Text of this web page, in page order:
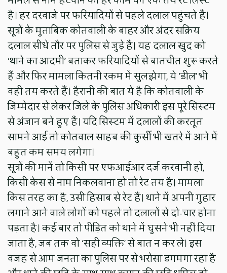
है। हर दरवाजे पर फरियादियों से पहले दलाल पहुंचते हैं।
सूत्रों के मुताबिक कोतवाली के बाहर और अंदर सक्रिय
दलाल सीधे तौर पर पुलिस से जुड़े हैं। यह दलाल खुद को
‘थाने का आदमी’ बताकर फरियादियों से बातचीत शुरू करते
हैं और फिर मामला कितनी रकम में सुलझेगा, ये ‘डील’ भी
वही तय करते हैं। हैरानी की बात ये है कि कोतवाली के
जिम्मेदार से लेकर जिले के पुलिस अधिकारी इस पूरे सिस्टम
से अंजान बने हुए हैं। यदि सिस्टम में दलालों की करतूत
सामने आई तो कोतवाल साहब की कुर्सी भी खतरे में आने में
बहुत कम समय लगेगा।
सूत्रों की मानें तो किसी पर एफआईआर दर्ज करवानी हो,
किसी केस से नाम निकलवाना हो तो रेट तय है। मामला
किस तरह का है, उसी हिसाब से रेट हैं। थाने में अपनी गुहार
लगाने आने वाले लोगों को पहले तो दलालों से दो-चार होना
पड़ता है। कई बार तो पीड़ित को थाने में घुसने भी नहीं दिया
जाता है, जब तक वो ‘सही व्यक्ति’ से बात न कर ले। इस
वजह से आम जनता का पुलिस पर से भरोसा डगमगा रहा है